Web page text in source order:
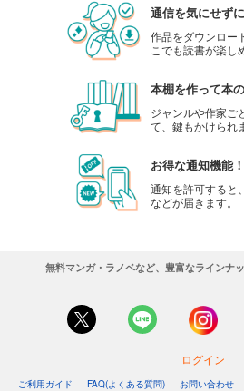
通信を気にせず
作品をダウンロー
こでも読書が楽し
本棚を作って本
ジャンルや作家ご
て、鍵もかけられ
お得な通知機能！
通知を許可すると
などが届きます。
無料マンガ・ラノベなど、豊富なラインナ
ログイン
ご利用ガイド FAQ(よくある質問) お問い合わせ